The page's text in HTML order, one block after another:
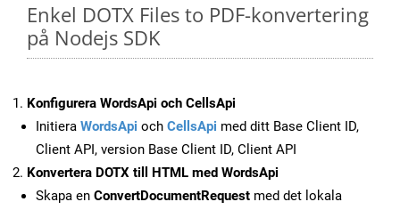
Enkel DOTX Files to PDF-konvertering
på Nodejs SDK
Konfigurera WordsApi och CellsApi
Initiera WordsApi och CellsApi med ditt Base Client ID,
Client API, version Base Client ID, Client API
Konvertera DOTX till HTML med WordsApi
Skapa en ConvertDocumentRequest med det lokala